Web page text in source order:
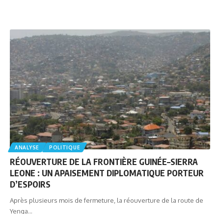
ANALYSE POLITIQUE
RÉOUVERTURE DE LA FRONTIÈRE GUINÉE–SIERRA
LEONE : UN APAISEMENT DIPLOMATIQUE PORTEUR
D’ESPOIRS
Après plusieurs mois de fermeture, la réouverture de la route de
Yenga…